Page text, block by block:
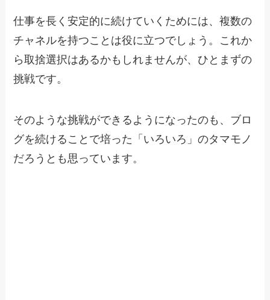
仕事を長く安定的に続けていくためには、複数の
チャネルを持つことは役に立つでしょう。これか
ら取捨選択はあるかもしれませんが、ひとまずの
挑戦です。
そのような挑戦ができるようになったのも、ブロ
グを続けることで培った「いろいろ」のタマモノ
だろうとも思っています。